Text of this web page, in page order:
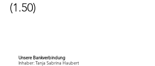
(1.50)
Unsere Bankverbindung
Inhaber: Tanja Sabrina Haubert